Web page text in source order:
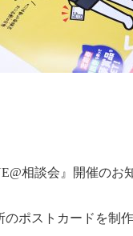
相談会』開催のお
のポストカードを制